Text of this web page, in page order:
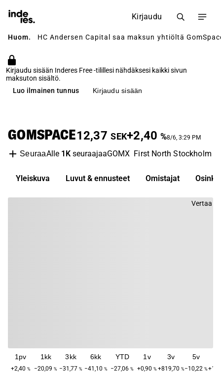
Kirjaudu
Huom. HC Andersen Capital saa maksun yhtiöltä
Kirjaudu sisään Inderes Free -tilillesi nähdäksesi kaikki sivun
maksuton sisältö.
Luo ilmainen tunnus
Kirjaudu sisään
GOMSPACE12,37 SEK+2,40 %8/6, 3:29 PM
SeuraaAlle 1KseuraajaaGOMX First North Stockholm
Yleiskuva Luvut & ennusteet Omistajat Osinko
Vertaa
1pv
+2,40 %
1kk
−20,09 %
3kk
−31,77 %
6kk
−41,10 %
YTD
−27,06 %
1v
+0,90 %
3v
+819,70 %
5v
−10,22 %